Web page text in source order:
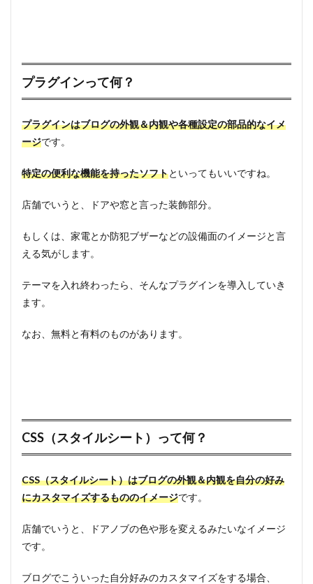
プラグインって何？
プラグインはブログの外観＆内観や各種設定の部品的なイメ
ージです。
特定の便利な機能を持ったソフトといってもいいですね。
店舗でいうと、ドアや窓と言った装飾部分。
もしくは、家電とか防犯ブザーなどの設備面のイメージと言
える気がします。
テーマを入れ終わったら、そんなプラグインを導入していき
ます。
なお、無料と有料のものがあります。
CSS（スタイルシート）って何？
CSS（スタイルシート）はブログの外観＆内観を自分の好み
にカスタマイズするもののイメージです。
店舗でいうと、ドアノブの色や形を変えるみたいなイメージ
です。
ブログでこういった自分好みのカスタマイズをする場合、